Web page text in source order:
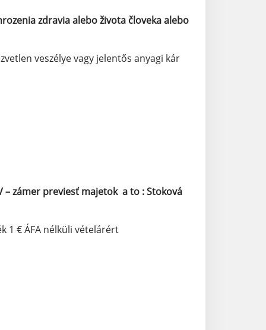
zdravia alebo života človeka alebo
veszélye vagy jelentős anyagi kár
– zámer previesť majetok a to : Stoková
1 € ÁFA nélküli vételárért